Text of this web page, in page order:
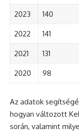
2023 140
2022 141
2021 131
2020 98
Az adatok
hogyan változott
során, valamint